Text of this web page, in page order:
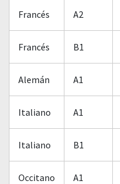
Francés A2
Francés B1
Alemán A1
Italiano A1
Italiano B1
Occitano A1